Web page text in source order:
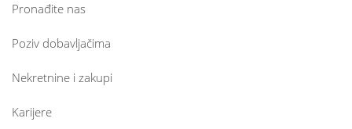
Pronađite nas
Poziv dobavljačima
Nekretnine i zakupi
Karijere